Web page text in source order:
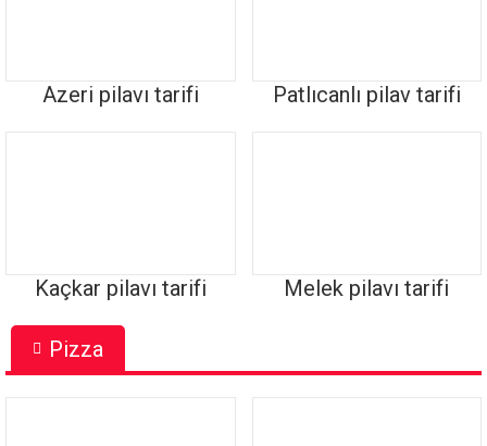
Azeri pilavı tarifi Patlıcanlı pilav tarifi
Kaçkar pilavı tarifi Melek pilavı tarifi
Pizza